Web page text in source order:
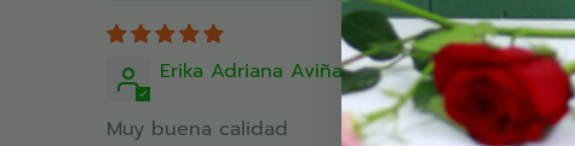
Erika Adriana Aviña danchez
Muy buena calidad